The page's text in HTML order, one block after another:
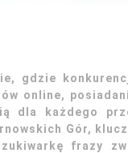
gdzie
online,
dla każdego
Gór,
frazy